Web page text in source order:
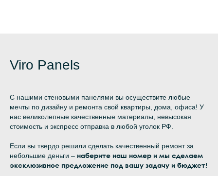
Viro Panels
С нашими стеновыми панелями вы осуществите любые
мечты по дизайну и ремонта свой квартиры, дома, офиса! У
нас великолепные качественные материалы, невысокая
стоимость и экспресс отправка в любой уголок РФ.
Если вы твердо решили сделать качественный ремонт за
небольшие деньги – наберите наш номер и мы сделаем
эксклюзивное предложение под вашу задачу и бюджет!